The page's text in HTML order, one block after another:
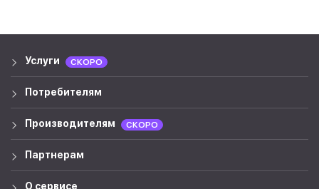
Услуги СКОРО
Потребителям
Производителям СКОРО
Партнерам
О сервисе